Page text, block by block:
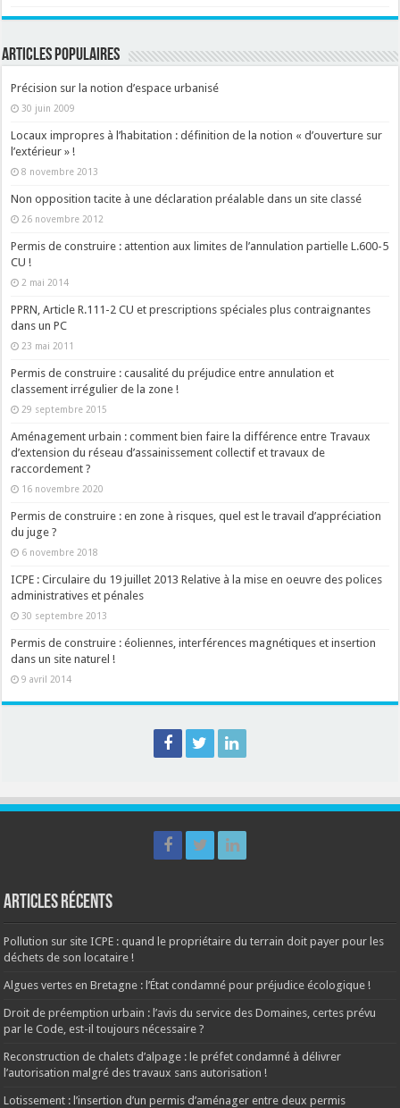
ARTICLES POPULAIRES
Précision sur la notion d’espace urbanisé
30 juin 2009
Locaux impropres à l’habitation : définition de la notion « d’ouverture sur
l’extérieur » !
8 novembre 2013
Non opposition tacite à une déclaration préalable dans un site classé
26 novembre 2012
Permis de construire : attention aux limites de l’annulation partielle L.600-5
CU !
2 mai 2014
PPRN, Article R.111-2 CU et prescriptions spéciales plus contraignantes
dans un PC
23 mai 2011
Permis de construire : causalité du préjudice entre annulation et
classement irrégulier de la zone !
29 septembre 2015
Aménagement urbain : comment bien faire la différence entre Travaux
d’extension du réseau d’assainissement collectif et travaux de
raccordement ?
16 novembre 2020
Permis de construire : en zone à risques, quel est le travail d’appréciation
du juge ?
6 novembre 2018
ICPE : Circulaire du 19 juillet 2013 Relative à la mise en oeuvre des polices
administratives et pénales
30 septembre 2013
Permis de construire : éoliennes, interférences magnétiques et insertion
dans un site naturel !
9 avril 2014
Articles récents
Pollution sur site ICPE : quand le propriétaire du terrain doit payer pour les
déchets de son locataire !
Algues vertes en Bretagne : l’État condamné pour préjudice écologique !
Droit de préemption urbain : l’avis du service des Domaines, certes prévu
par le Code, est-il toujours nécessaire ?
Reconstruction de chalets d’alpage : le préfet condamné à délivrer
l’autorisation malgré des travaux sans autorisation !
Lotissement : l’insertion d’un permis d’aménager entre deux permis